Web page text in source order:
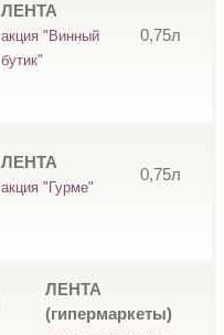
ЛЕНТА
акция "Винный
бутик"
0,75л
ЛЕНТА
акция "Гурме"
0,75л
ЛЕНТА
(гипермаркеты)